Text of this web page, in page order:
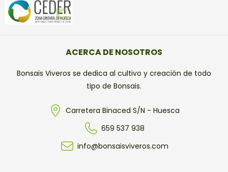
ACERCA DE NOSOTROS
Bonsais Viveros se dedica al cultivo y creación de todo
tipo de Bonsais.
Carretera Binaced S/N - Huesca
659 537 938
info@bonsaisviveros.com